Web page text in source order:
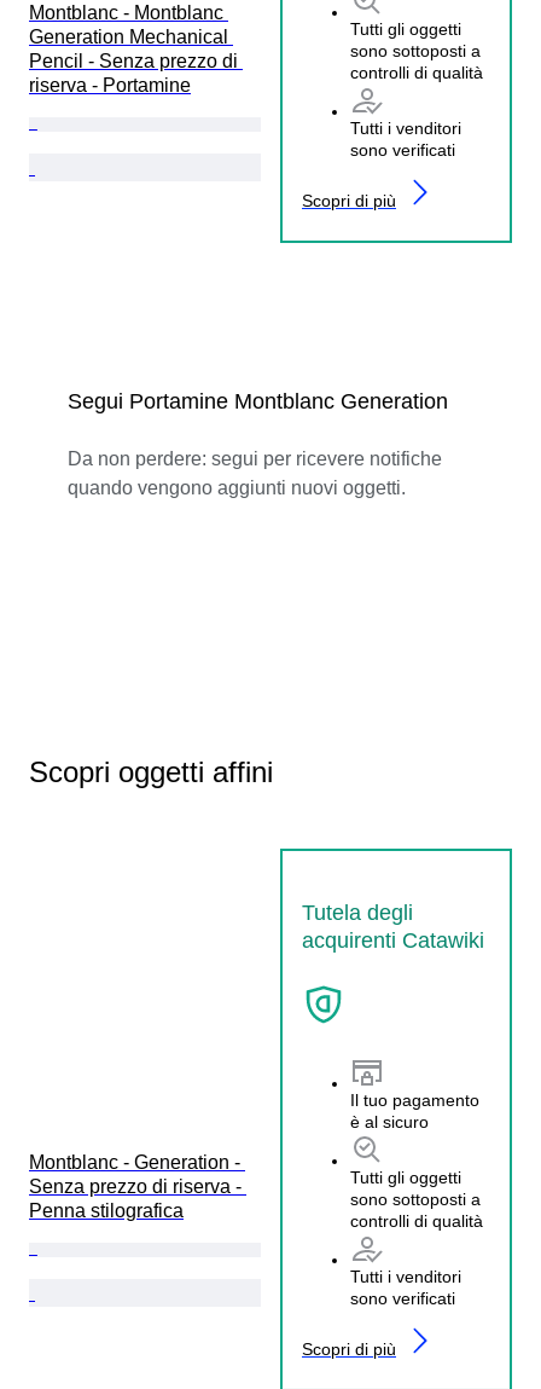
Montblanc - Montblanc
Generation Mechanical
Pencil - Senza prezzo di
riserva - Portamine
Tutti gli oggetti
sono sottoposti a
controlli di qualità
Tutti i venditori
sono verificati
Scopri di più
Segui Portamine Montblanc Generation
Da non perdere: segui per ricevere notifiche
quando vengono aggiunti nuovi oggetti.
Scopri oggetti affini
Tutela degli
acquirenti Catawiki
Il tuo pagamento
è al sicuro
Tutti gli oggetti
sono sottoposti a
controlli di qualità
Tutti i venditori
sono verificati
Scopri di più
Montblanc - Generation -
Senza prezzo di riserva -
Penna stilografica